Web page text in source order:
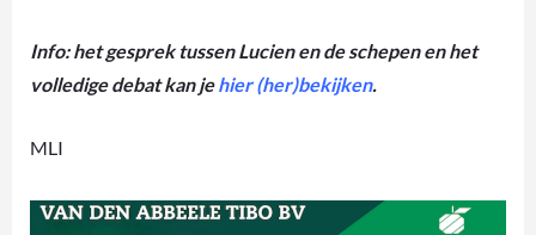
Info: het gesprek tussen Lucien en de schepen en het
volledige debat kan jehier (her)bekijken.
MLI